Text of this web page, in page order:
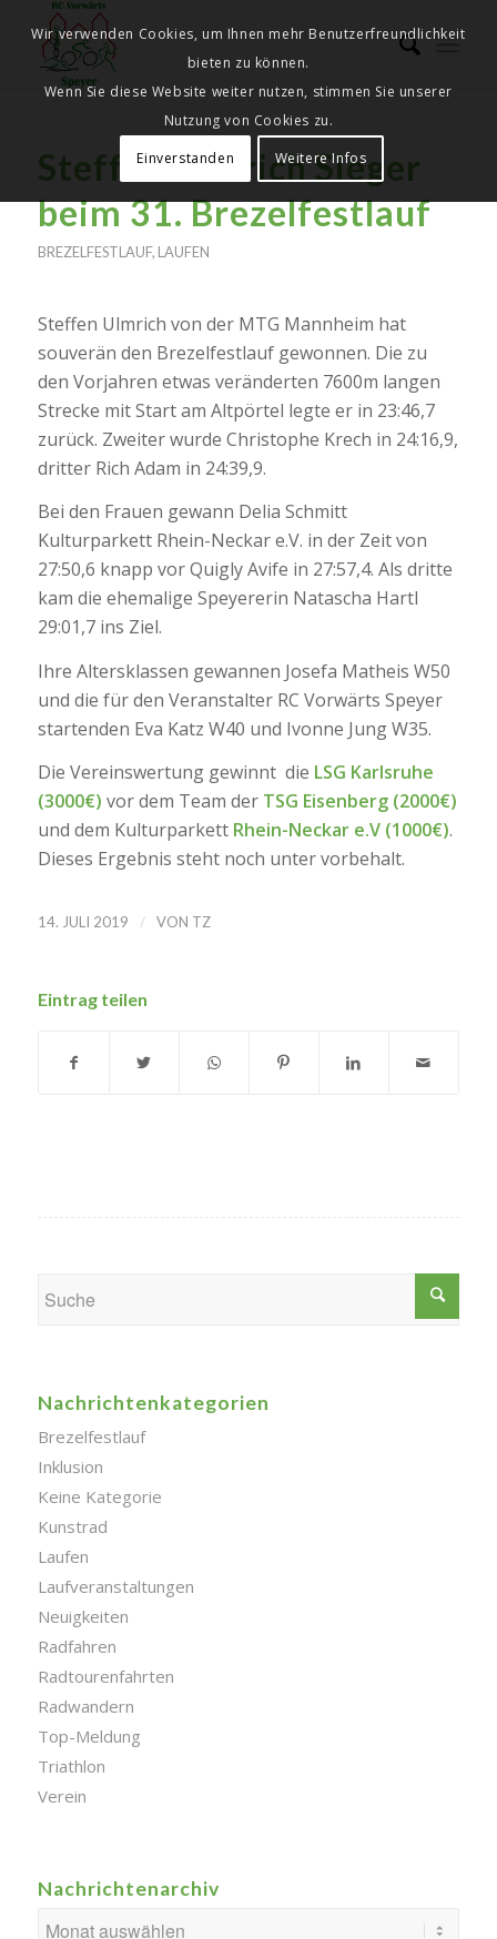
Steffen Ulmrich Sieger
beim 31. Brezelfestlauf
BREZELFESTLAUF, LAUFEN
Steffen Ulmrich von der MTG Mannheim hat
souverän den Brezelfestlauf gewonnen. Die zu
den Vorjahren etwas veränderten 7600m langen
Strecke mit Start am Altpörtel legte er in 23:46,7
zurück. Zweiter wurde Christophe Krech in 24:16,9,
dritter Rich Adam in 24:39,9.
Bei den Frauen gewann Delia Schmitt
Kulturparkett Rhein-Neckar e.V. in der Zeit von
27:50,6 knapp vor Quigly Avife in 27:57,4. Als dritte
kam die ehemalige Speyererin Natascha Hartl
29:01,7 ins Ziel.
Ihre Altersklassen gewannen Josefa Matheis W50
und die für den Veranstalter RC Vorwärts Speyer
startenden Eva Katz W40 und Ivonne Jung W35.
Die Vereinswertung gewinnt die LSG Karlsruhe
(3000€) vor dem Team der TSG Eisenberg (2000€)
und dem Kulturparkett Rhein-Neckar e.V (1000€).
Dieses Ergebnis steht noch unter vorbehalt.
14. JULI 2019 / VON TZ
Eintrag teilen
Nachrichtenkategorien
Brezelfestlauf
Inklusion
Keine Kategorie
Kunstrad
Laufen
Laufveranstaltungen
Neuigkeiten
Radfahren
Radtourenfahrten
Radwandern
Top-Meldung
Triathlon
Verein
Nachrichtenarchiv
Wir verwenden Cookies, um Ihnen mehr Benutzerfreundlichkeit
bieten zu können.
Wenn Sie diese Website weiter nutzen, stimmen Sie unserer
Nutzung von Cookies zu.
Einverstanden Weitere Infos